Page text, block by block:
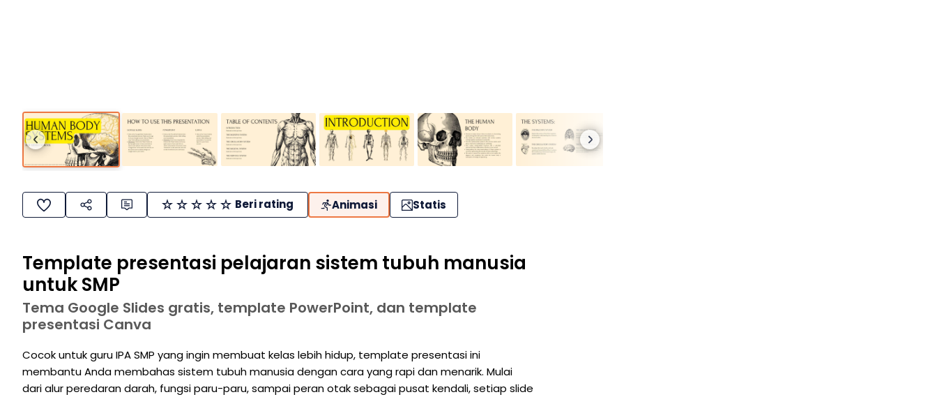
Beri rating Animasi Statis
Template presentasi pelajaran sistem tubuh manusia
untuk SMP
Tema Google Slides gratis, template PowerPoint, dan template
presentasi Canva
Cocok untuk guru IPA SMP yang ingin membuat kelas lebih hidup, template presentasi ini
membantu Anda membahas sistem tubuh manusia dengan cara yang rapi dan menarik. Mulai
dari alur peredaran darah, fungsi paru-paru, sampai peran otak sebagai pusat kendali, setiap slide